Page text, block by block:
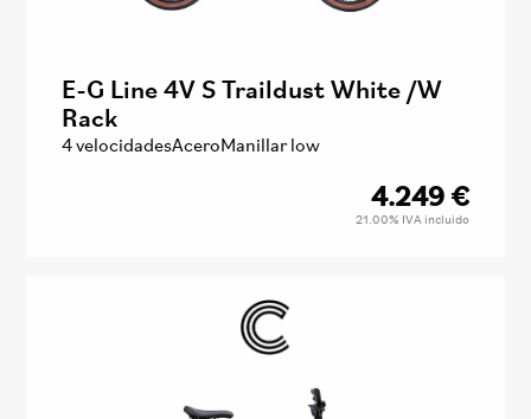
E-G Line 4V S Traildust White /W
Rack
4 velocidadesAceroManillar low
4.249 €
21.00% IVA incluido